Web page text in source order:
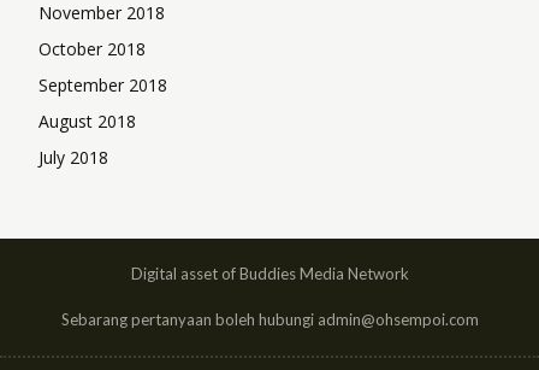
November 2018
October 2018
September 2018
August 2018
July 2018
Digital asset of Buddies Media Network
Sebarang pertanyaan boleh hubungi admin@ohsempoi.com